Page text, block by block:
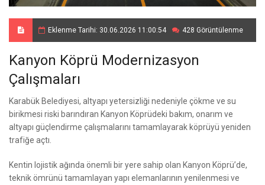
Eklenme Tarihi: 30.06.2026 11:00:54 428 Görüntülenme
Kanyon Köprü Modernizasyon
Çalışmaları
Karabük Belediyesi, altyapı yetersizliği nedeniyle çökme ve su
birikmesi riski barındıran Kanyon Köprüdeki bakım, onarım ve
altyapı güçlendirme çalışmalarını tamamlayarak köprüyü yeniden
trafiğe açtı.
Kentin lojistik ağında önemli bir yere sahip olan Kanyon Köprü’de,
teknik ömrünü tamamlayan yapı elemanlarının yenilenmesi ve